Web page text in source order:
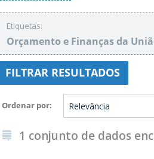
Etiquetas:
Orçamento e Finanças da
FILTRAR RESULTADOS
Ordenar por
1 conjunto de dados